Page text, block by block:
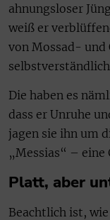
ahnungsloser
weiß er
von Mossad- und
Die haben es
dass er Unruhe
jagen sie ihn um
„Messias“ –
Platt, aber
Beachtlich ist,